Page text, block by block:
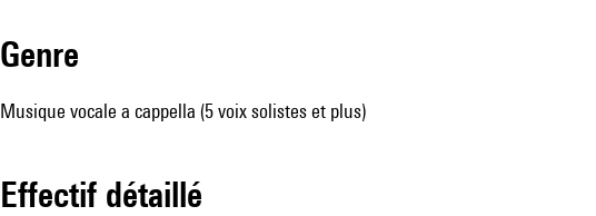
genre
Musique vocale a cappella (5 voix solistes et plus)
effectif détaillé